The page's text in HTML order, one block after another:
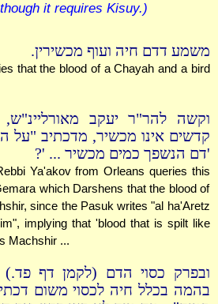
it requires Kisuy.)
משמע דדם חיה ועוף מכשירין.
that the blood of a Chayah and a bird
וקשה להר"ר יעקב
קדשים אינו מכשיר, מדכתיב "על
'דם הנשפך כמים מכשיר ... '?
Ya'akov from Orleans queries this
which Darshens that the blood of
since the Pasuk writes "al ha'Aretz
implying that 'blood that is spilt like
Machshir ...
ובפרק כסוי הדם (לקמן דף פד.)
בהמה בכלל חיה לכסוי משום